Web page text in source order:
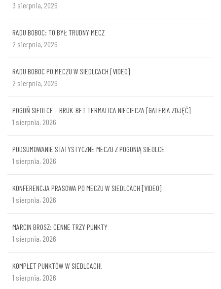
3 sierpnia, 2026
RADU BOBOC: TO BYŁ TRUDNY MECZ
2 sierpnia, 2026
RADU BOBOC PO MECZU W SIEDLCACH [VIDEO]
2 sierpnia, 2026
POGOŃ SIEDLCE – BRUK-BET TERMALICA NIECIECZA [GALERIA ZDJĘĆ]
1 sierpnia, 2026
PODSUMOWANIE STATYSTYCZNE MECZU Z POGONIĄ SIEDLCE
1 sierpnia, 2026
KONFERENCJA PRASOWA PO MECZU W SIEDLCACH [VIDEO]
1 sierpnia, 2026
MARCIN BROSZ: CENNE TRZY PUNKTY
1 sierpnia, 2026
KOMPLET PUNKTÓW W SIEDLCACH!
1 sierpnia, 2026